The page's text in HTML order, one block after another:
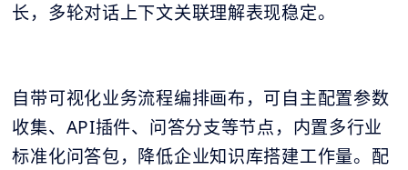
长，多轮对话上下文关联理解表现稳定。
自带可视化业务流程编排画布，可自主配置参数
收集、API插件、问答分支等节点，内置多行业
标准化问答包，降低企业知识库搭建工作量。配